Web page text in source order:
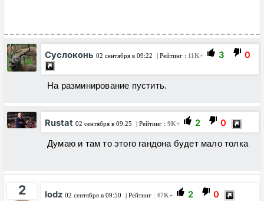
Суслоконь 02 сентября в 09:22 | Рейтинг : 11K+ 3 0
На разминирование пустить.
Rustat 02 сентября в 09:25 | Рейтинг : 9K+ 2 0
Думаю и там то этого гандона будет мало толка
2 Iodz 02 сентября в 09:50 | Рейтинг : 47K+ 2 0